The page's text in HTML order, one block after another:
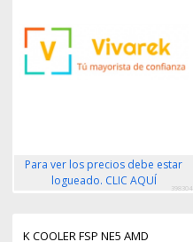
Para ver los precios debe estar
logueado. CLIC AQUÍ
398304
K COOLER FSP NE5 AMD